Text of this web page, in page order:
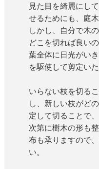
見た目を綺麗にし
せるためにも、庭
しかし、自分で木
どこを切れば良い
葉全体に日光がい
を駆使して剪定いた
いらない枝を切る
し、新しい枝がど
定して切ることで、
次第に樹木の形も
布も承りますので
い。